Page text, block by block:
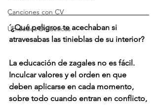
Canciones con CV
Unidades Didácticas
´¿Qué peligros te acechaban si
atravesabas las tinieblas de su interior?
La educación de zagales no es fácil.
Inculcar valores y el orden en que
deben aplicarse en cada momento,
sobre todo cuando entran en conflicto,